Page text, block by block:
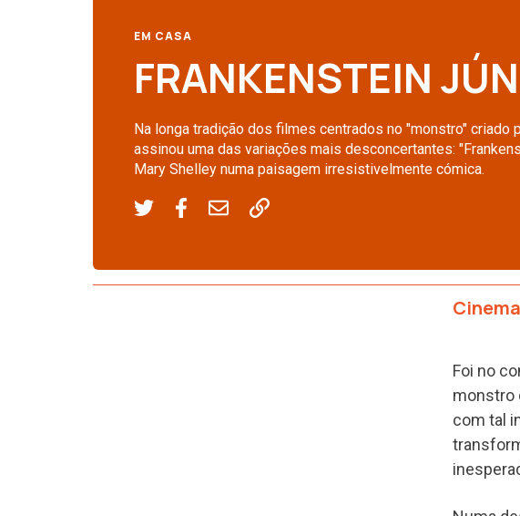
EM CASA
FRANKENSTEIN
Na longa tradição dos filmes centrados no "monstro" criado
assinou uma das variações mais desconcertantes:
Mary Shelley numa paisagem irresistivelmente cómica.
Cinema
Foi no
monstro
com tal